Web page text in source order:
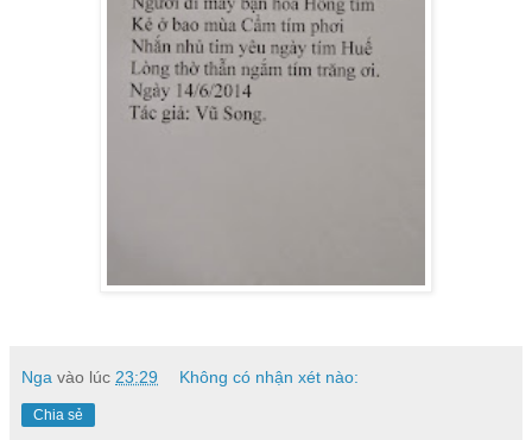
Nga vào lúc 23:29 Không có nhận xét nào:
Chia sẻ